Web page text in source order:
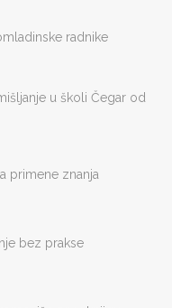
radnike
u školi Čegar od
primene znanja
bez prakse